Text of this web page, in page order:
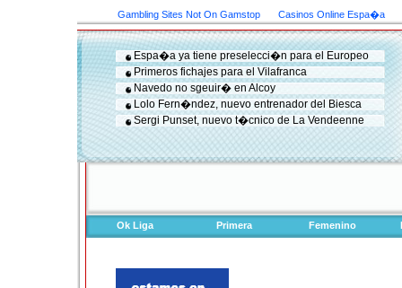
Gambling Sites Not On Gamstop Casinos Online Espa�a
Espa�a ya tiene preselecci�n para el Europeo
Primeros fichajes para el Vilafranca
Navedo no sgeuir� en Alcoy
Lolo Fern�ndez, nuevo entrenador del Biesca
Sergi Punset, nuevo t�cnico de La Vendeenne
Ok Liga Primera Femenino